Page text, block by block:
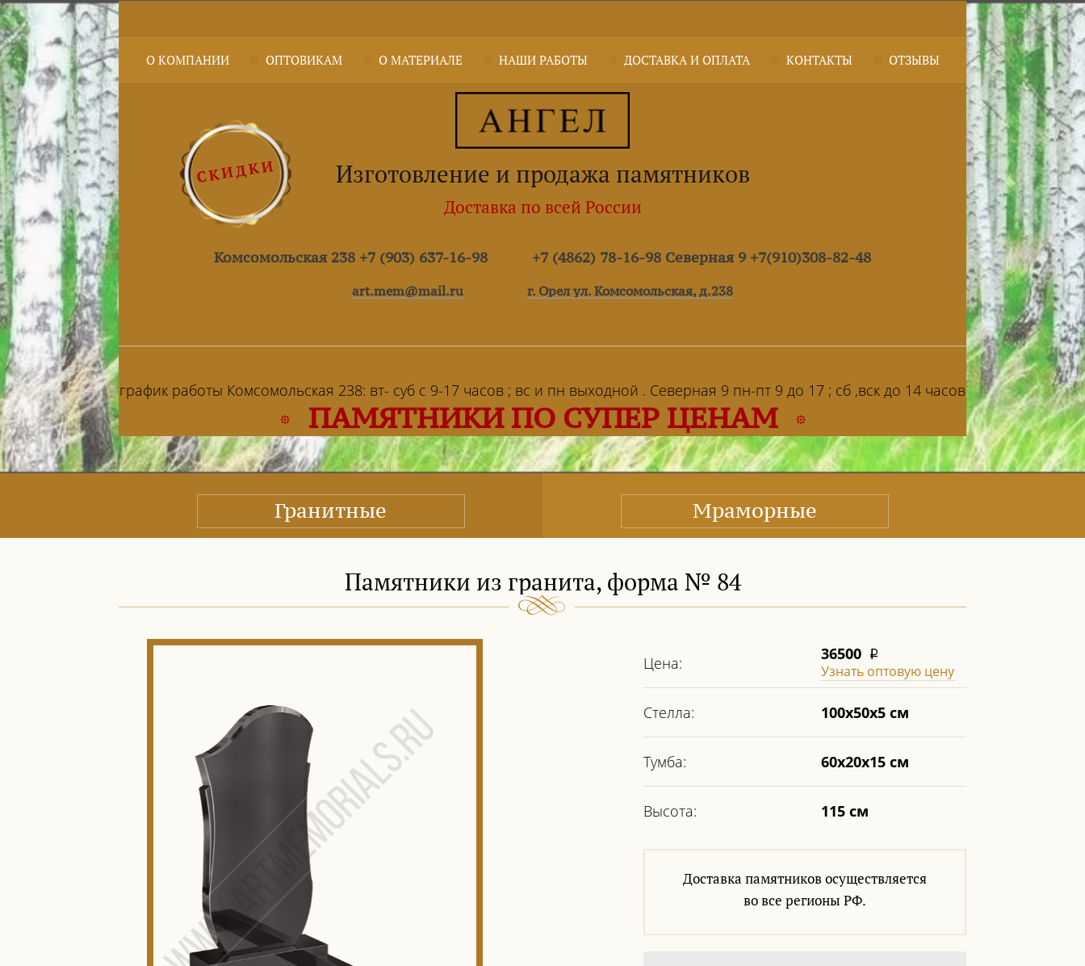
О КОМПАНИИ ОПТОВИКАМ О МАТЕРИАЛЕ НАШИ РАБОТЫ ДОСТАВКА И ОПЛАТА КОНТАКТЫ ОТЗЫВЫ
Изготовление и продажа памятников
Доставка по всей России
Комсомольская 238 +7 (903) 637-16-98 +7 (4862) 78-16-98 Северная 9 +7(910)308-82-48
art.mem@mail.ru г. Орел ул. Комсомольская, д.238
график работы Комсомольская 238: вт- суб с 9-17 часов ; вс и пн выходной . Северная 9 пн-пт 9 до 17 ; сб ,вск до 14 часов
ПАМЯТНИКИ ПО СУПЕР ЦЕНАМ
Гранитные Мраморные
Памятники из гранита, форма № 84
Цена: 36500 i
Узнать оптовую цену
Стелла: 100х50х5 см
Тумба: 60x20x15 см
Высота: 115 см
Доставка памятников осуществляется
во все регионы РФ.